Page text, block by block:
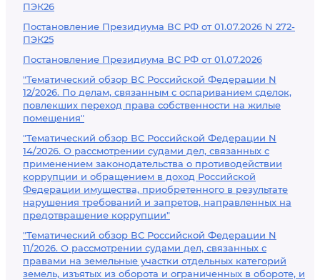
ПЭК26
Постановление Президиума ВС РФ от 01.07.2026 N 272-
ПЭК25
Постановление Президиума ВС РФ от 01.07.2026
"Тематический обзор ВС Российской Федерации N
12/2026. По делам, связанным с оспариванием сделок,
повлекших переход права собственности на жилые
помещения"
"Тематический обзор ВС Российской Федерации N
14/2026. О рассмотрении судами дел, связанных с
применением законодательства о противодействии
коррупции и обращением в доход Российской
Федерации имущества, приобретенного в результате
нарушения требований и запретов, направленных на
предотвращение коррупции"
"Тематический обзор ВС Российской Федерации N
11/2026. О рассмотрении судами дел, связанных с
правами на земельные участки отдельных категорий
земель, изъятых из оборота и ограниченных в обороте, и